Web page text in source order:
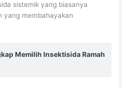
sistemik yang biasanya
yang membahayakan
Memilih Insektisida Ramah